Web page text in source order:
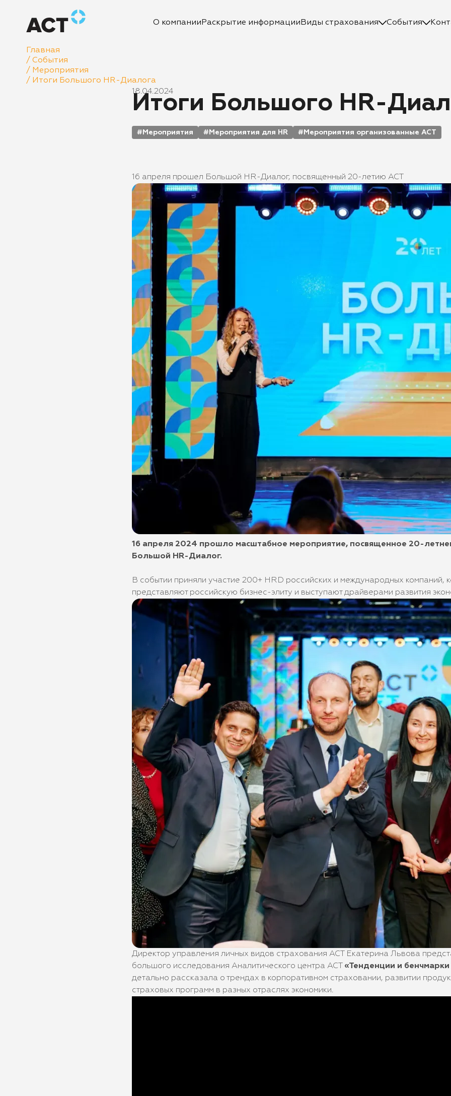
О компании Раскрытие информации Виды страхования События
Главная
/ События
/ Мероприятия
/ Итоги Большого HR-Диалога
18.04.2024
Итоги Большого HR-
Мероприятия Мероприятия для HR Мероприятия организованные АСТ
16 апреля прошел Большой HR-Диалог, посвященный 20-летию АСТ
16 апреля 2024 прошло масштабное мероприятие, посвященное 20-
Большой HR-Диалог.
В событии приняли участие 200+ HRD российских и международных компаний,
представляют российскую бизнес-элиту и выступают драйверами развития
Директор управления личных видов страхования АСТ Екатерина Львова
большого исследования Аналитического центра АСТ «Тенденции и
детально рассказала о трендах в корпоративном страховании, развитии
страховых программ в разных отраслях экономики.